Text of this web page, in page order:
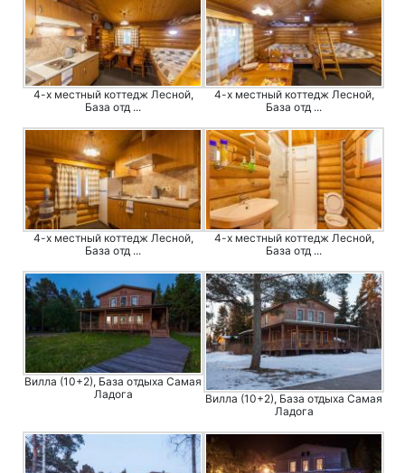
4-х местный коттедж Лесной,
База отд ...
4-х местный коттедж Лесной,
База отд ...
4-х местный коттедж Лесной,
База отд ...
4-х местный коттедж Лесной,
База отд ...
Вилла (10+2), База отдыха Самая
Ладога
Вилла (10+2), База отдыха Самая
Ладога